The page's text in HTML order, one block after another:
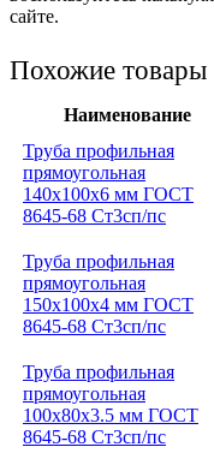
сайте.
Похожие товары
Наименование
Труба профильная
прямоугольная
140x100x6 мм ГОСТ
8645-68 Ст3сп/пс
Труба профильная
прямоугольная
150x100x4 мм ГОСТ
8645-68 Ст3сп/пс
Труба профильная
прямоугольная
100x80x3.5 мм ГОСТ
8645-68 Ст3сп/пс